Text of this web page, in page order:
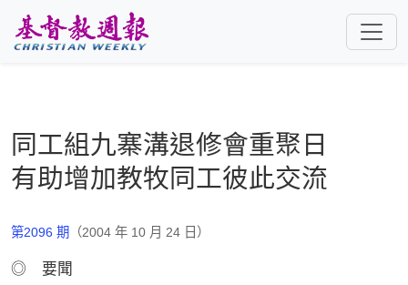
同工組九寨溝退修會重聚日
有助增加教牧同工彼此交流
第2096 期 （2004 年 10 月 24 日）
◎ 要聞